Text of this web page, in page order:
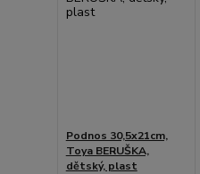
Podnos 30,5x21cm,
Toya BERUŠKA,
dětský, plast